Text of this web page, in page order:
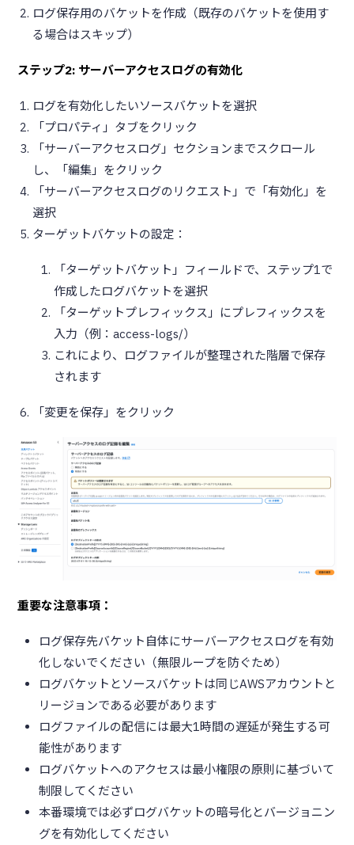
ログ保存用のバケットを作成（既存のバケットを使用す
る場合はスキップ）
ステップ2: サーバーアクセスログの有効化
ログを有効化したいソースバケットを選択
「プロパティ」タブをクリック
「サーバーアクセスログ」セクションまでスクロール
し、「編集」をクリック
「サーバーアクセスログのリクエスト」で「有効化」を
選択
ターゲットバケットの設定：
「ターゲットバケット」フィールドで、ステップ1で
作成したログバケットを選択
「ターゲットプレフィックス」にプレフィックスを
入力（例：access-logs/）
これにより、ログファイルが整理された階層で保存
されます
「変更を保存」をクリック
重要な注意事項：
ログ保存先バケット自体にサーバーアクセスログを有効
化しないでください（無限ループを防ぐため）
ログバケットとソースバケットは同じAWSアカウントと
リージョンである必要があります
ログファイルの配信には最大1時間の遅延が発生する可
能性があります
ログバケットへのアクセスは最小権限の原則に基づいて
制限してください
本番環境では必ずログバケットの暗号化とバージョニン
グを有効化してください